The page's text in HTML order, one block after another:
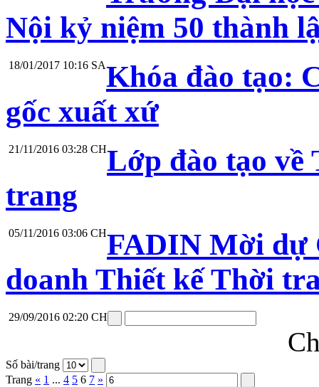
Nội kỷ niệm 50 thành
18/01/2017 10:16 SAKhóa đào tạo:
gốc xuất xứ
21/11/2016 03:28 CHLớp đào tạo về
trang
05/11/2016 03:06 CHFADIN Mời dự
doanh Thiết kế Thời
29/09/2016 02:20 CH
Số bài/trang
Trang « 1 ... 4 5 6 7 »